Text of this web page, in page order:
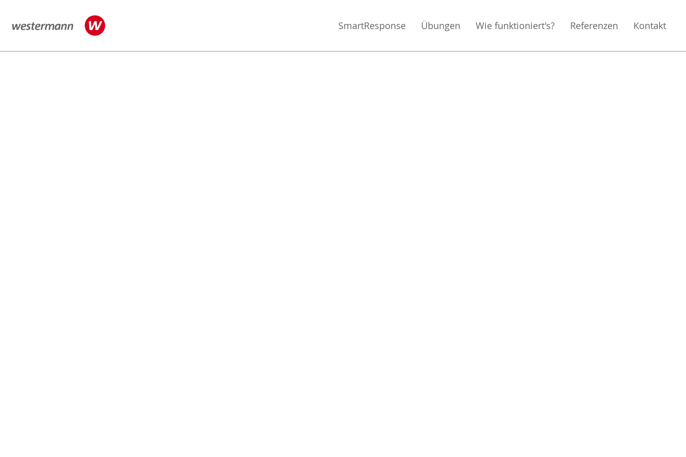
SmartResponse Übungen Wie funktioniert's? Referenzen Kontakt